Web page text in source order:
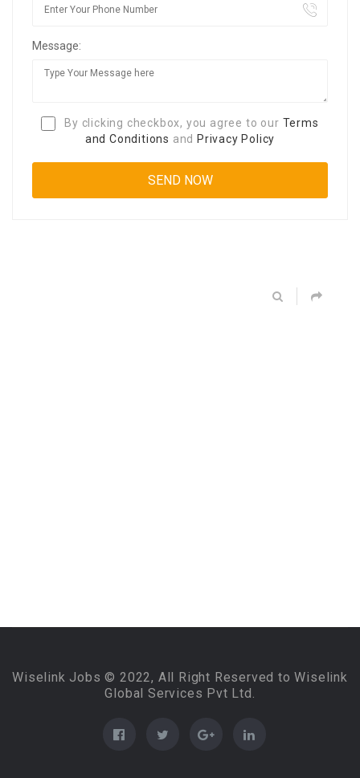
Message:
By clicking checkbox, you agree to our Terms
and Conditions and Privacy Policy
Wiselink Jobs © 2022, All Right Reserved to Wiselink
Global Services Pvt Ltd.